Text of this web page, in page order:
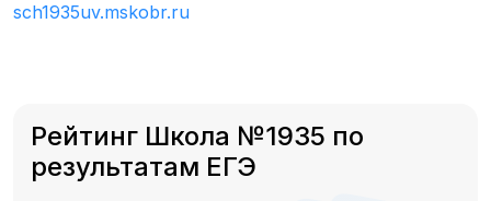
sch1935uv.mskobr.ru
Рейтинг Школа №1935 по
результатам ЕГЭ